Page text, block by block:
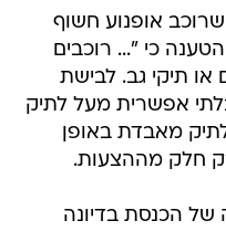
שרוכב אופנוע חשוף
כי "... רוכבים
או תיקי גב. לבישת
אפשרית מעל לתיק
מאבדת באופן
חלק מההצעות.
של הכנסת בדיונה